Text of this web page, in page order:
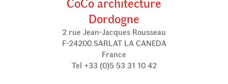
Dordogne
2 rue Jean-Jacques Rousseau
F-24200 SARLAT LA CANEDA
France
Tel +33 (0)5 53 31 10 42